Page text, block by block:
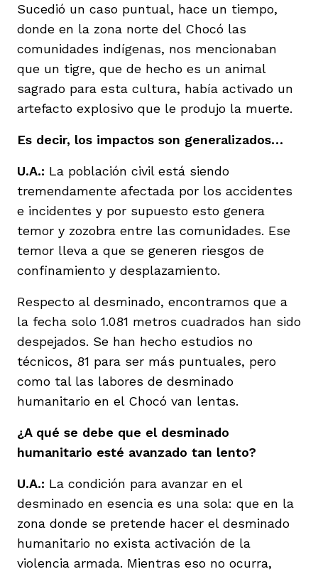
Sucedió un caso puntual, hace un tiempo,
donde en la zona norte del Chocó las
comunidades indígenas, nos mencionaban
que un tigre, que de hecho es un animal
sagrado para esta cultura, había activado un
artefacto explosivo que le produjo la muerte.
Es decir, los impactos son generalizados…
U.A.: La población civil está siendo
tremendamente afectada por los accidentes
e incidentes y por supuesto esto genera
temor y zozobra entre las comunidades. Ese
temor lleva a que se generen riesgos de
confinamiento y desplazamiento.
Respecto al desminado, encontramos que a
la fecha solo 1.081 metros cuadrados han sido
despejados. Se han hecho estudios no
técnicos, 81 para ser más puntuales, pero
como tal las labores de desminado
humanitario en el Chocó van lentas.
¿A qué se debe que el desminado
humanitario esté avanzado tan lento?
U.A.: La condición para avanzar en el
desminado en esencia es una sola: que en la
zona donde se pretende hacer el desminado
humanitario no exista activación de la
violencia armada. Mientras eso no ocurra,